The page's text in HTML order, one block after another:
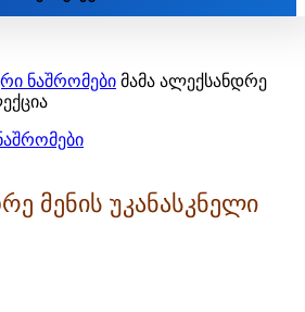
ნაშრომები მამა ალექსანდრე
მენის უკანასკნელი